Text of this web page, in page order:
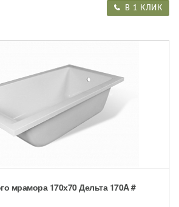
В 1 КЛИК
мрамора 170х70 Дельта 170A #